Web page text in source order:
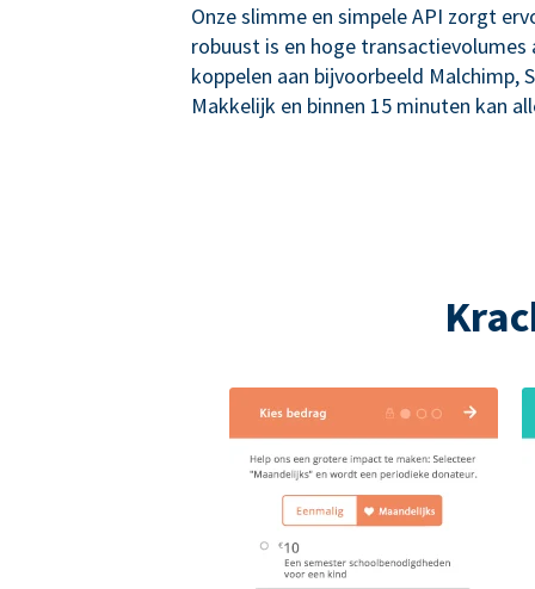
Onze slimme en simpele API zorgt
robuust is en hoge transactievolumes
koppelen aan bijvoorbeeld Malchimp,
Makkelijk en binnen 15 minuten kan